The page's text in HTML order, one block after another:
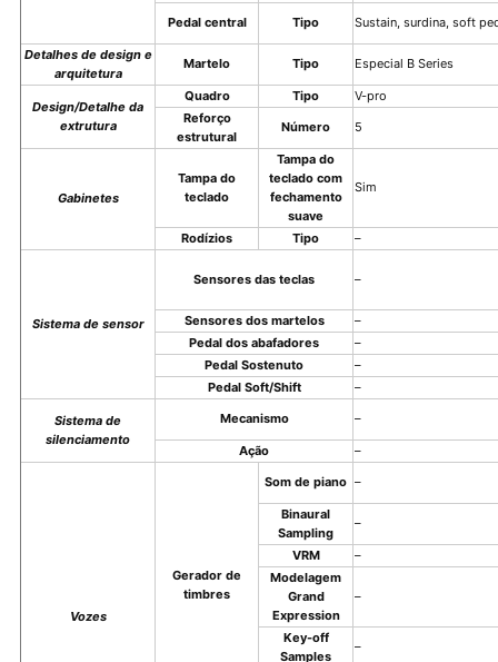
Pedal central Tipo Sustain, surdina, soft
Detalhes de design e
arquitetura
Martelo Tipo Especial B Series
Design/Detalhe da
extrutura
Quadro Tipo
V-pro
Reforço
estrutural
Número 5
Gabinetes
Tampa do
teclado
Tampa do
teclado com
fechamento
suave
Sim
Rodízios Tipo –
Sistema de sensor
Sensores das teclas –
Sensores dos martelos
–
Pedal dos abafadores
–
Pedal Sostenuto
–
Pedal Soft/Shift
–
Sistema de
silenciamento
Mecanismo –
Ação –
Vozes
Gerador de
timbres
Som de piano –
Binaural
Sampling
–
VRM
–
Modelagem
Grand
Expression
–
Key-off
Samples
–